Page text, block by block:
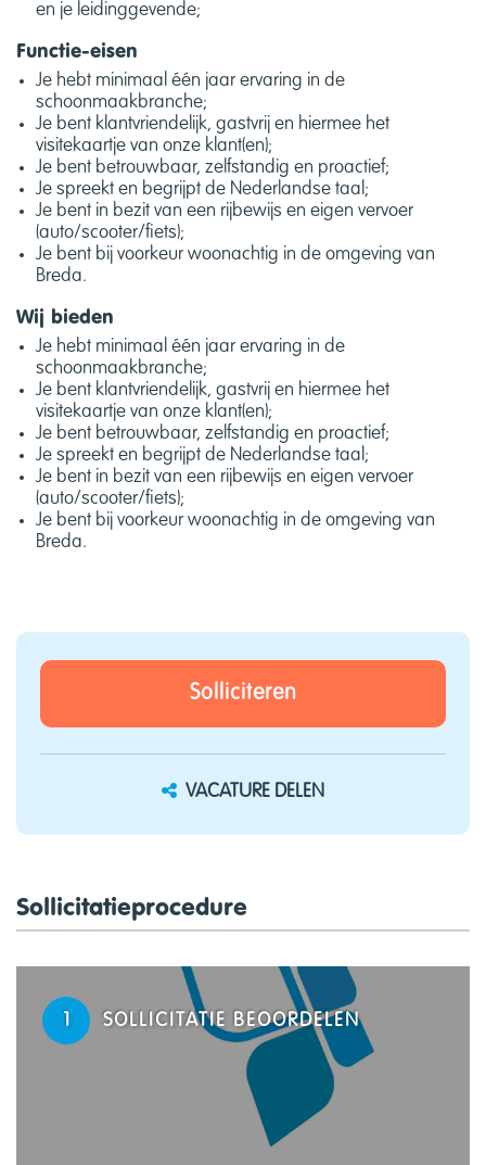
en je leidinggevende;
Functie-eisen
Je hebt minimaal één jaar ervaring in de
schoonmaakbranche;
Je bent klantvriendelijk, gastvrij en hiermee het
visitekaartje van onze klant(en);
Je bent betrouwbaar, zelfstandig en proactief;
Je spreekt en begrijpt de Nederlandse taal;
Je bent in bezit van een rijbewijs en eigen vervoer
(auto/scooter/fiets);
Je bent bij voorkeur woonachtig in de omgeving van
Breda.
Wij bieden
Je hebt minimaal één jaar ervaring in de
schoonmaakbranche;
Je bent klantvriendelijk, gastvrij en hiermee het
visitekaartje van onze klant(en);
Je bent betrouwbaar, zelfstandig en proactief;
Je spreekt en begrijpt de Nederlandse taal;
Je bent in bezit van een rijbewijs en eigen vervoer
(auto/scooter/fiets);
Je bent bij voorkeur woonachtig in de omgeving van
Breda.
Solliciteren
VACATURE DELEN
Sollicitatieprocedure
1 SOLLICITATIE BEOORDELEN